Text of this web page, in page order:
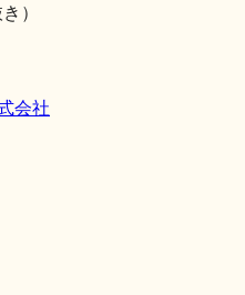
）
会社